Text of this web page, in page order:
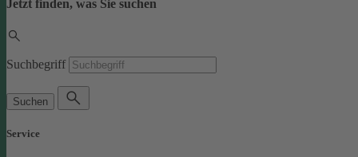
Jetzt finden, was Sie suchen
Suchbegriff
Suchen
Service